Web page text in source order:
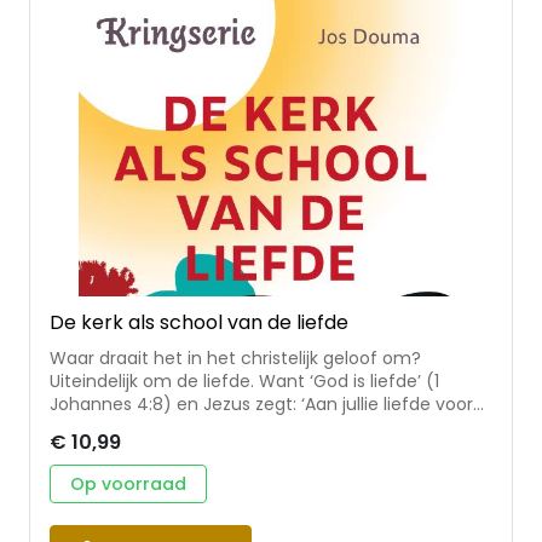
Bijbelstudies geschreven in gesprek met
gemeenteleden die op diverse manieren betrokken
zijn bij politiek en samenleving.
De kerk als school van de liefde
Waar draait het in het christelijk geloof om?
Uiteindelijk om de liefde. Want ‘God is liefde’ (1
Johannes 4:8) en Jezus zegt: ‘Aan jullie liefde voor
(Johannes 13:35). In dit boekje vind je zeven
Bijbelstudies die je helpen om de kerk te zien als een
school van de liefde. Een plek dus waar je dingen
leert, waar ontmoetingen plaatsvinden die je helpen
€ 10,99
Op voorraad